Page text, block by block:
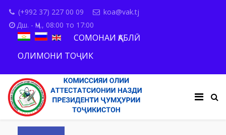
(+992 37) 227 00 09
koa@vak.tj
Дш. - Ҷм., 08:00 то 17:00
СОМОНАИ ҚАБЛӢ
ОЛИМОНИ ТОҶИК